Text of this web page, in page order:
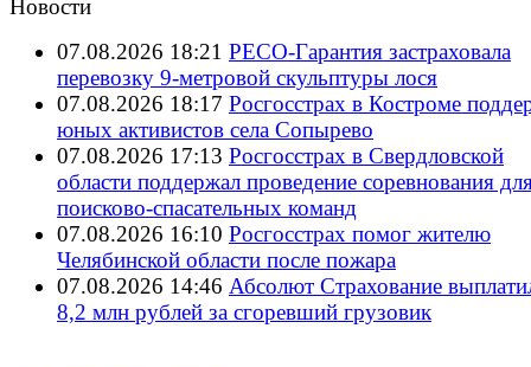
Новости
07.08.2026 18:21 РЕСО-Гарантия застраховала
перевозку 9-метровой скульптуры лося
07.08.2026 18:17 Росгосстрах в Костроме
юных активистов села Сопырево
07.08.2026 17:13 Росгосстрах в Свердловской
области поддержал проведение соревнования
поисково‑спасательных команд
07.08.2026 16:10 Росгосстрах помог жителю
Челябинской области после пожара
07.08.2026 14:46 Абсолют Страхование
8,2 млн рублей за сгоревший грузовик